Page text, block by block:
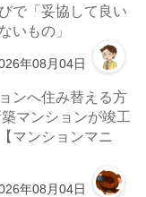
で「妥協して良い
いもの」
年08月04日
ンへ住み替える方
マンションが竣工
マンションマニ
年08月04日